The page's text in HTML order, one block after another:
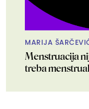
MARIJA
Menstruacija
treba